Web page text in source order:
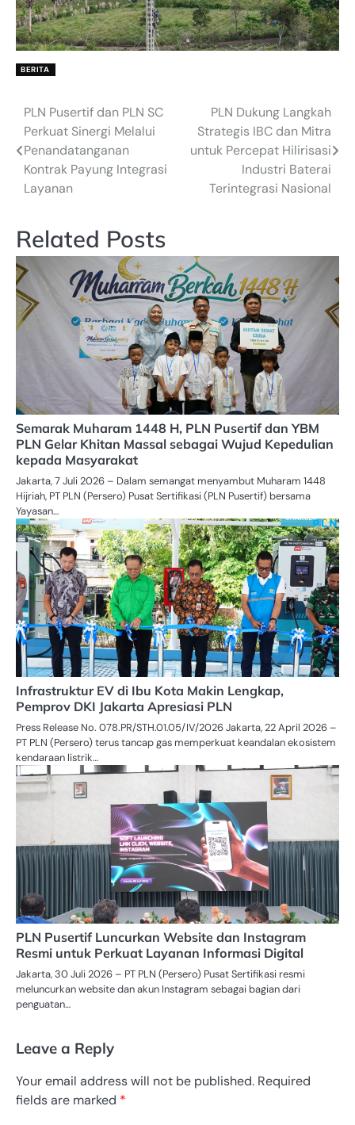
BERITA
Post
navigation
PLN Pusertif dan PLN SC
Perkuat Sinergi Melalui
Penandatanganan
Kontrak Payung Integrasi
Layanan
PLN Dukung Langkah
Strategis IBC dan Mitra
untuk Percepat Hilirisasi
Industri Baterai
Terintegrasi Nasional
Related Posts
Semarak Muharam 1448 H, PLN Pusertif dan YBM
PLN Gelar Khitan Massal sebagai Wujud Kepedulian
kepada Masyarakat
Jakarta, 7 Juli 2026 – Dalam semangat menyambut Muharam 1448
Hijriah, PT PLN (Persero) Pusat Sertifikasi (PLN Pusertif) bersama
Yayasan…
Infrastruktur EV di Ibu Kota Makin Lengkap,
Pemprov DKI Jakarta Apresiasi PLN
Press Release No. 078.PR/STH.01.05/IV/2026 Jakarta, 22 April 2026 –
PT PLN (Persero) terus tancap gas memperkuat keandalan ekosistem
kendaraan listrik…
PLN Pusertif Luncurkan Website dan Instagram
Resmi untuk Perkuat Layanan Informasi Digital
Jakarta, 30 Juli 2026 – PT PLN (Persero) Pusat Sertifikasi resmi
meluncurkan website dan akun Instagram sebagai bagian dari
penguatan…
Leave a Reply
Your email address will not be published. Required
fields are marked *